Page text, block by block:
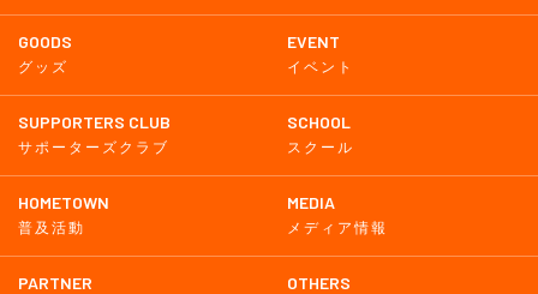
GOODS
グッズ
EVENT
イベント
SUPPORTERS CLUB
サポーターズクラブ
SCHOOL
スクール
HOMETOWN
普及活動
MEDIA
メディア情報
PARTNER OTHERS